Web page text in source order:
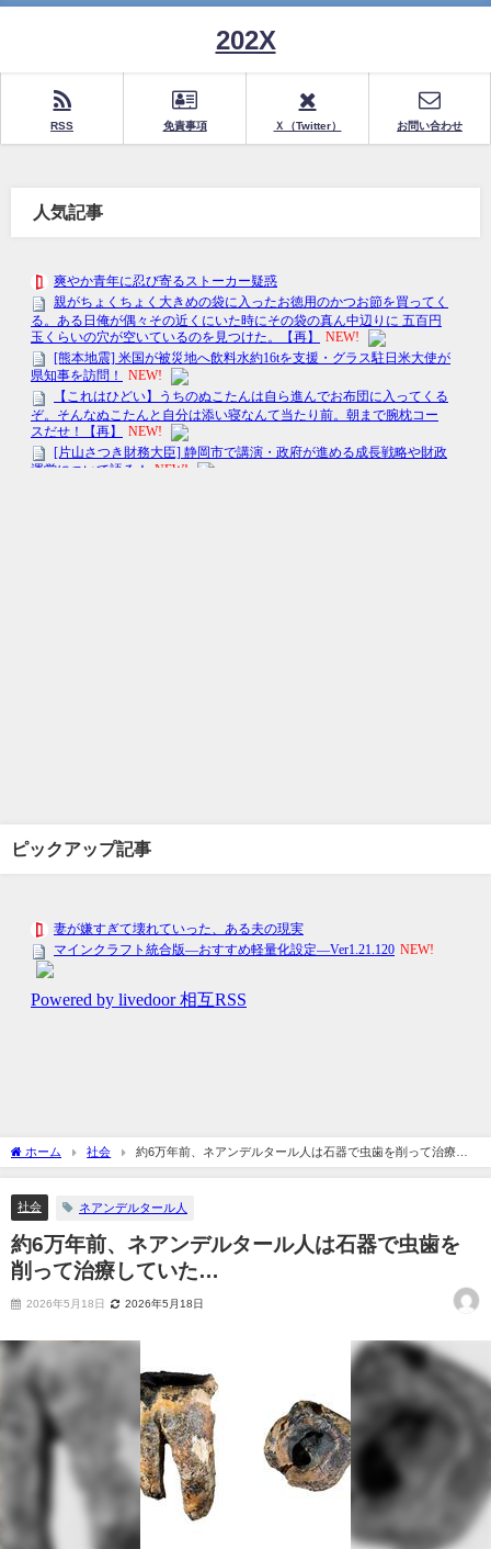
202X
RSS 免責事項 Ｘ（Twitter） お問い合わせ
人気記事
ピックアップ記事
ホーム 社会
約6万年前、ネアンデルタール人は石器で虫歯を削って治療し
ていた…
社会 ネアンデルタール人
約6万年前、ネアンデルタール人は石器で虫歯を
削って治療していた…
2026年5月18日 2026年5月18日